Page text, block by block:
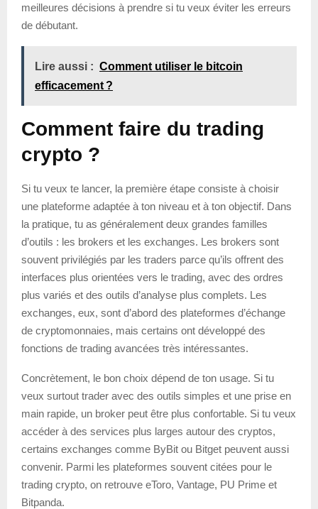
meilleures décisions à prendre si tu veux éviter les erreurs
de débutant.
Lire aussi : Comment utiliser le bitcoin
efficacement ?
Comment faire du trading
crypto ?
Si tu veux te lancer, la première étape consiste à choisir
une plateforme adaptée à ton niveau et à ton objectif. Dans
la pratique, tu as généralement deux grandes familles
d’outils : les brokers et les exchanges. Les brokers sont
souvent privilégiés par les traders parce qu’ils offrent des
interfaces plus orientées vers le trading, avec des ordres
plus variés et des outils d’analyse plus complets. Les
exchanges, eux, sont d’abord des plateformes d’échange
de cryptomonnaies, mais certains ont développé des
fonctions de trading avancées très intéressantes.
Concrètement, le bon choix dépend de ton usage. Si tu
veux surtout trader avec des outils simples et une prise en
main rapide, un broker peut être plus confortable. Si tu veux
accéder à des services plus larges autour des cryptos,
certains exchanges comme ByBit ou Bitget peuvent aussi
convenir. Parmi les plateformes souvent citées pour le
trading crypto, on retrouve eToro, Vantage, PU Prime et
Bitpanda.